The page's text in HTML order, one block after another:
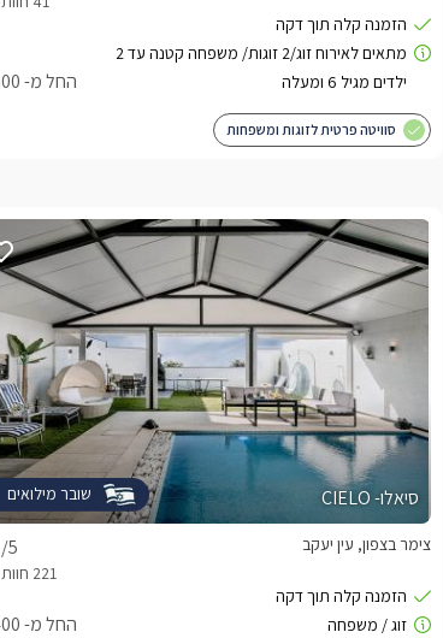
החל מ- ₪1500
סוויטה פרטית לזוגות ומשפחות
שובר מילואים
סיאלו- CIELO
/5
צימר בצפון, עין יעקב
החל מ- ₪1400